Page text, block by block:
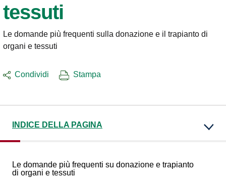
tessuti
Le domande più frequenti sulla donazione e il trapianto di
organi e tessuti
Condividi Stampa
INDICE DELLA PAGINA
Le domande più frequenti su donazione e trapianto
di organi e tessuti